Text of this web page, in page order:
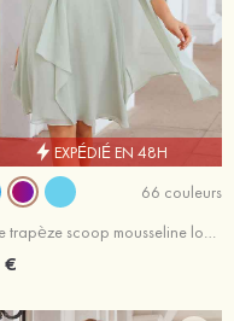
EXPÉDIÉ EN 48H
66 couleurs
Robe trapèze scoop mousseline longueur genou robe de mère de la mariée avec plissé veste
€